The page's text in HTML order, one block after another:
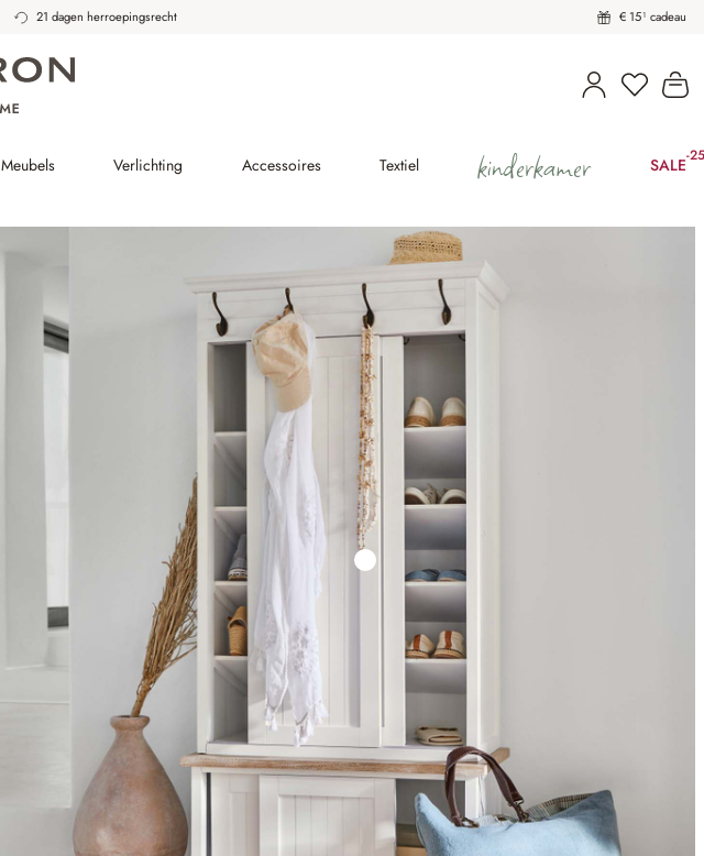
21 dagen herroepingsrecht € 15¹ cadeau
U heeft
Meubels Verlichting Accessoires Textiel kinderkamer SALE-